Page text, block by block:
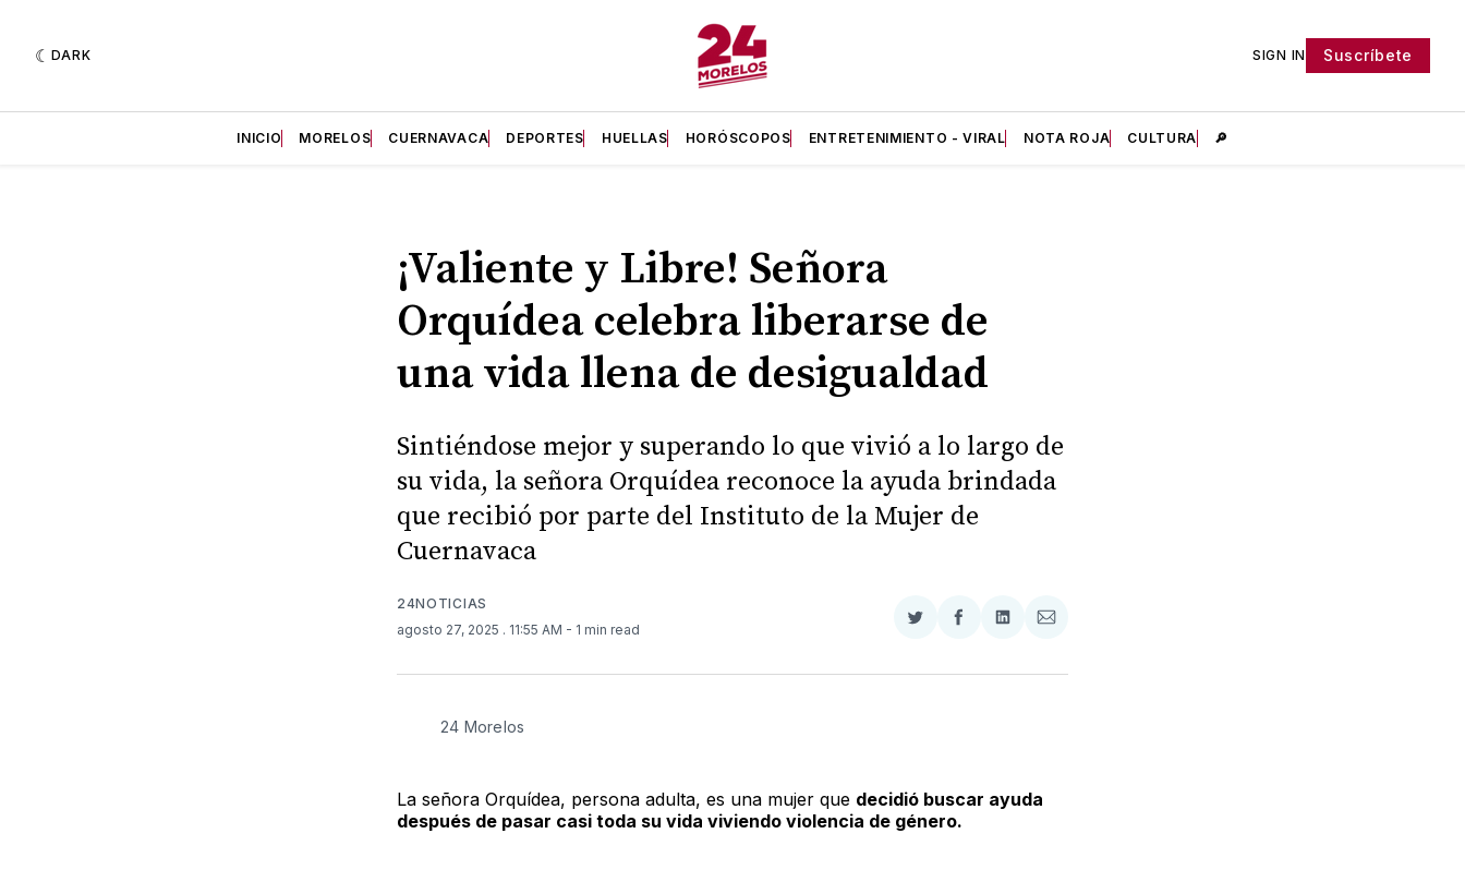
DARK SIGN IN Suscríbete
INICIO MORELOS CUERNAVACA DEPORTES HUELLAS HORÓSCOPOS ENTRETENIMIENTO - VIRAL NOTA ROJA CULTURA 🔎
¡Valiente y Libre! Señora
Orquídea celebra liberarse de
una vida llena de desigualdad
Sintiéndose mejor y superando lo que vivió a lo largo de
su vida, la señora Orquídea reconoce la ayuda brindada
que recibió por parte del Instituto de la Mujer de
Cuernavaca
24NOTICIAS
agosto 27, 2025 . 11:55 AM - 1 min read
Compartir
Twitter
Compartir
Facebook
Compartir
LinkedIn
Compartir
Email
24 Morelos
La señora Orquídea, persona adulta, es una mujer que decidió buscar ayuda
después de pasar casi toda su vida viviendo violencia de género.